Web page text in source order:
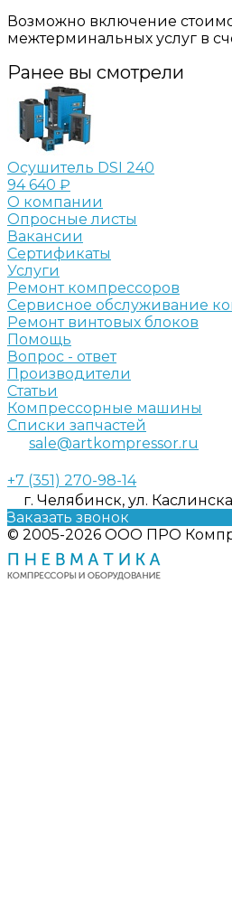
Возможно включение
межтерминальных услуг в
Ранее вы смотрели
Осушитель DSI 240
94 640 ₽
О компании
Опросные листы
Вакансии
Сертификаты
Услуги
Ремонт компрессоров
Сервисное обслуживание
Ремонт винтовых блоков
Помощь
Вопрос - ответ
Производители
Статьи
Компрессорные машины
Списки запчастей
sale@artkompressor.ru
+7 (351) 270-98-14
г. Челябинск, ул.
Заказать звонок
© 2005-2026 ООО ПРО